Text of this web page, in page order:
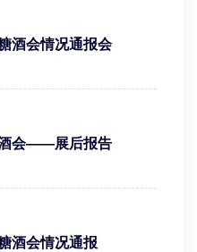
酒会情况通报会
会——展后报告
酒会情况通报